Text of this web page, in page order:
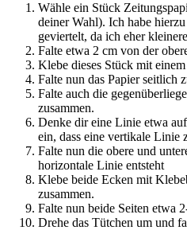
Wähle ein Stück
deiner Wahl). Ich habe
geviertelt, da ich eher
Falte etwa 2 cm von der
Klebe dieses Stück mit
Falte nun das Papier seitlich
Falte auch die
zusammen.
Denke dir eine Linie etwa
ein, dass eine vertikale Linie
Falte nun die obere und
horizontale Linie entsteht
Klebe beide Ecken mit
zusammen.
Falte nun beide Seiten etwa
Drehe das Tütchen um und